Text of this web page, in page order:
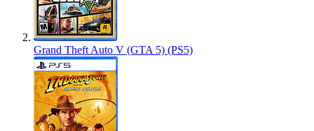
Grand Theft Auto V (GTA 5) (PS5)